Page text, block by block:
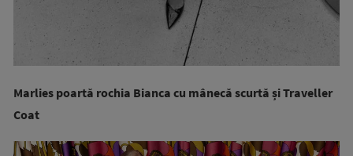
Marlies poartă rochia Bianca cu mânecă scurtă și Traveller
Coat